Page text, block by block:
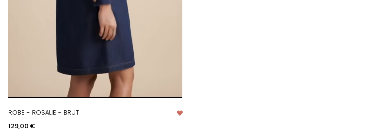
ROBE - ROSALIE - BRUT
Prix
129,00 €